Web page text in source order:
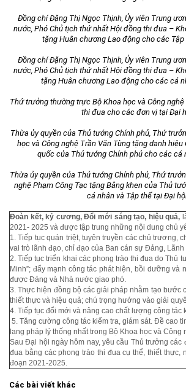
Đồng chí Đặng Thị Ngọc Thịnh, Ủy viên Trung
nước, Phó Chủ tịch thứ nhất Hội đồng thi đua –
tặng Huân chương Lao động cho các
Đồng chí Đặng Thị Ngọc Thịnh, Ủy viên Trung
nước, Phó Chủ tịch thứ nhất Hội đồng thi đua –
tặng Huân chương Lao động cho các cá
Thứ trưởng thường trực Bộ Khoa học và Công nghệ
thi đua cho các đơn vị tại Đại
Thừa ủy quyền của Thủ tướng Chính phủ, Thứ
học và Công nghệ Trần Văn Tùng tặng danh
quốc của Thủ tướng Chính phủ cho các cá
Thừa ủy quyền của Thủ tướng Chính phủ, Thứ
nghệ Phạm Công Tạc tặng Bằng khen của Thủ
cá nhân và Tập thể tại Đại
Đoàn kết, kỷ cương, Đổi mới sáng tạo, hiệu quả,
2021- 2025 và được tập trung những nội dung chủ
1. Tiếp tục quán triệt, tuyên truyền các chủ
vai trò lãnh đạo, chỉ đạo của Ban cán sự Đảng,
2. Tiếp tục triển khai các phong trào thi đua do Thủ
Minh”; đẩy mạnh công tác phát hiện, bồi dưỡng
được Đảng và Nhà nước giao phó.
3. Thực hiện đồng bộ các giải pháp nhằm tạo bước
thiết thực và hiệu quả; chú trọng hướng vào giải
4. Tiếp tục đổi mới và nâng cao chất lượng công
5. Tăng cường công tác kiểm tra, giám sát. Đề cao
lang pháp lý thống nhất trong Bộ Khoa học và
Sau Đại hội ngày hôm nay, yêu cầu Thủ trưởng
đua bằng các phong trào thi đua cụ thể, thiết
đoạn 2021-2025.
Các bài viết khác